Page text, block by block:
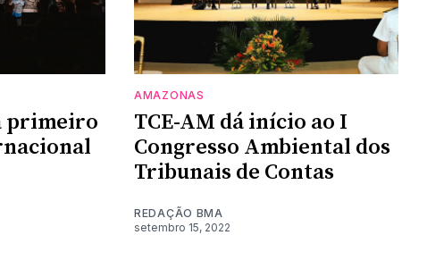
primeiro
AMAZONAS
TCE-AM dá início ao I
Congresso Ambiental dos
Tribunais de Contas
REDAÇÃO BMA
setembro 15, 2022